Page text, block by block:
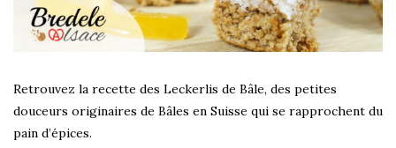
Retrouvez la recette des Leckerlis de Bâle, des petites
douceurs originaires de Bâles en Suisse qui se rapprochent du
pain d’épices.